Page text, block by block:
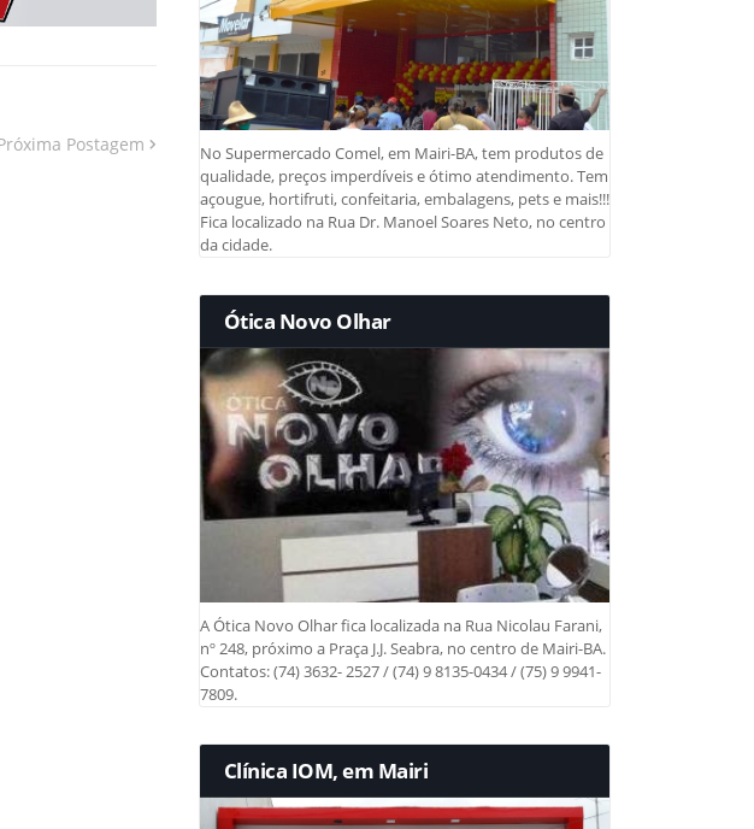
Postagem
No Supermercado Comel, em Mairi-BA, tem produtos de
qualidade, preços imperdíveis e ótimo atendimento. Tem
açougue, hortifruti, confeitaria, embalagens, pets e mais!!!
Fica localizado na Rua Dr. Manoel Soares Neto, no centro
da cidade.
Ótica Novo Olhar
A Ótica Novo Olhar fica localizada na Rua Nicolau Farani,
nº 248, próximo a Praça J.J. Seabra, no centro de Mairi-BA.
Contatos: (74) 3632- 2527 / (74) 9 8135-0434 / (75) 9 9941-
7809.
Clínica IOM, em Mairi